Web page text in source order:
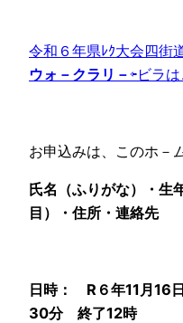
令和６年県ﾚｸ大会四街
ウォ－クラリ－⇦ビラ
お申込みは、このホ－
氏名（ふりがな）・生
目）・住所・連絡先
日時： R６年11月16
30分 終了12時